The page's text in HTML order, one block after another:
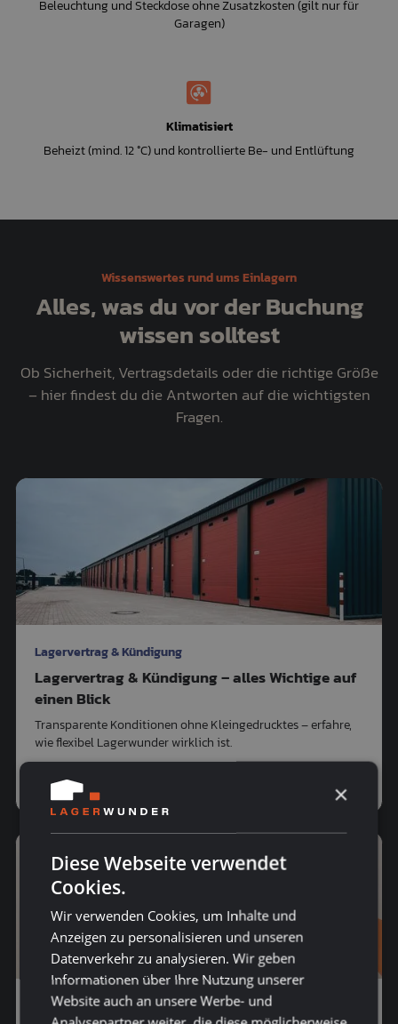
Beleuchtung und Steckdose ohne Zusatzkosten (gilt nur für
Garagen)
Klimatisiert
Beheizt (mind. 12 °C) und kontrollierte Be- und Entlüftung
Wissenswertes rund ums Einlagern
Alles, was du vor der Buchung
wissen solltest
Ob Sicherheit, Vertragsdetails oder die richtige Größe
– hier findest du die Antworten auf die wichtigsten
Fragen.
Lagervertrag & Kündigung
Lagervertrag & Kündigung – alles Wichtige auf
einen Blick
Transparente Konditionen ohne Kleingedrucktes – erfahre,
wie flexibel Lagerwunder wirklich ist.
So flexibel ist Lagerwunder
Lagergröße finden
×
Diese Webseite verwendet
Cookies.
Wir verwenden Cookies, um Inhalte und
Anzeigen zu personalisieren und unseren
Datenverkehr zu analysieren. Wir geben
Informationen über Ihre Nutzung unserer
Website auch an unsere Werbe- und